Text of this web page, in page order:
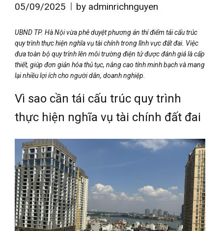
05/09/2025 by adminrichnguyen
UBND TP. Hà Nội vừa phê duyệt phương án thí điểm tái cấu trúc
quy trình thực hiện nghĩa vụ tài chính trong lĩnh vực đất đai. Việc
đưa toàn bộ quy trình lên môi trường điện tử được đánh giá là cấp
thiết, giúp đơn giản hóa thủ tục, nâng cao tính minh bạch và mang
lại nhiều lợi ích cho người dân, doanh nghiệp.
Vì sao cần tái cấu trúc quy trình
thực hiện nghĩa vụ tài chính đất đai